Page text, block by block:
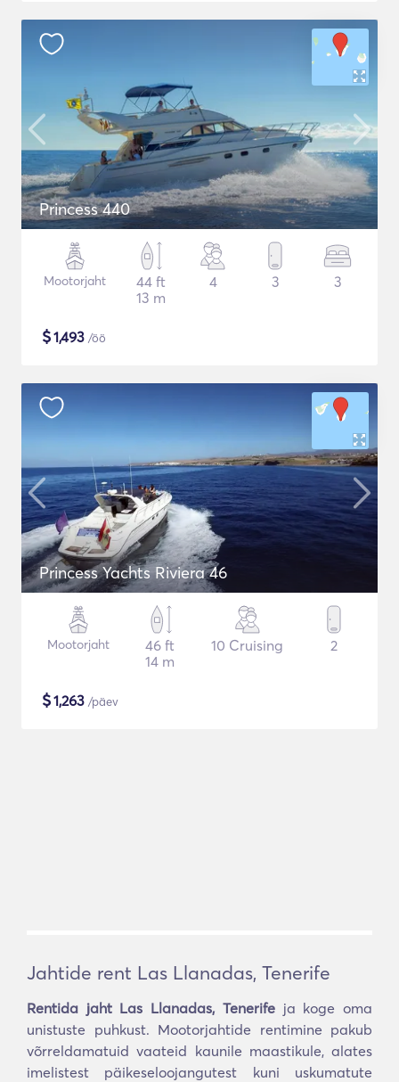
Princess 440
Mootorjaht
44 ft
13 m
4 3 3
$1,493 /öö
Princess Yachts Riviera 46
Mootorjaht
46 ft
14 m
10 Cruising 2
$1,263 /päev
Jahtide rent Las Llanadas, Tenerife
Rentida jaht Las Llanadas, Tenerifeja koge oma
unistuste puhkust. Mootorjahtide rentimine pakub
võrreldamatuid vaateid kaunile maastikule, alates
imelistest päikeseloojangutest kuni uskumatute